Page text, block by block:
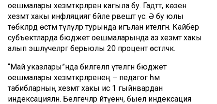
оешмалары хезмәткәрләренә кагыла бу. Гадәттә, көзен
хезмәт хакы инфляциягә бәйле рәвештә үсә. Ә бу юлы
төбәкләрдә өстәмә түләүләр турында игълан ителгән. Кайбер
субъектларда бюджет оешмаларында аз хезмәт хакы
алып эшләүчеләргә берьюлы 20 процент өстәләчәк.
“Май указлары”нда билгеләп үтелгән бюджет
оешмалары хезмәткәрләренең – педагог һәм
табибларның хезмәт хакы исә 1 гыйнвардан
индексацияләнә. Белгечләр әйтүенчә, быел индексация